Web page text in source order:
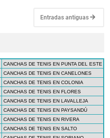
Entradas antiguas
CANCHAS DE TENIS EN PUNTA DEL ESTE
CANCHAS DE TENIS EN CANELONES
CANCHAS DE TENIS EN COLONIA
CANCHAS DE TENIS EN FLORES
CANCHAS DE TENIS EN LAVALLEJA
CANCHAS DE TENIS EN PAYSANDÚ
CANCHAS DE TENIS EN RIVERA
CANCHAS DE TENIS EN SALTO